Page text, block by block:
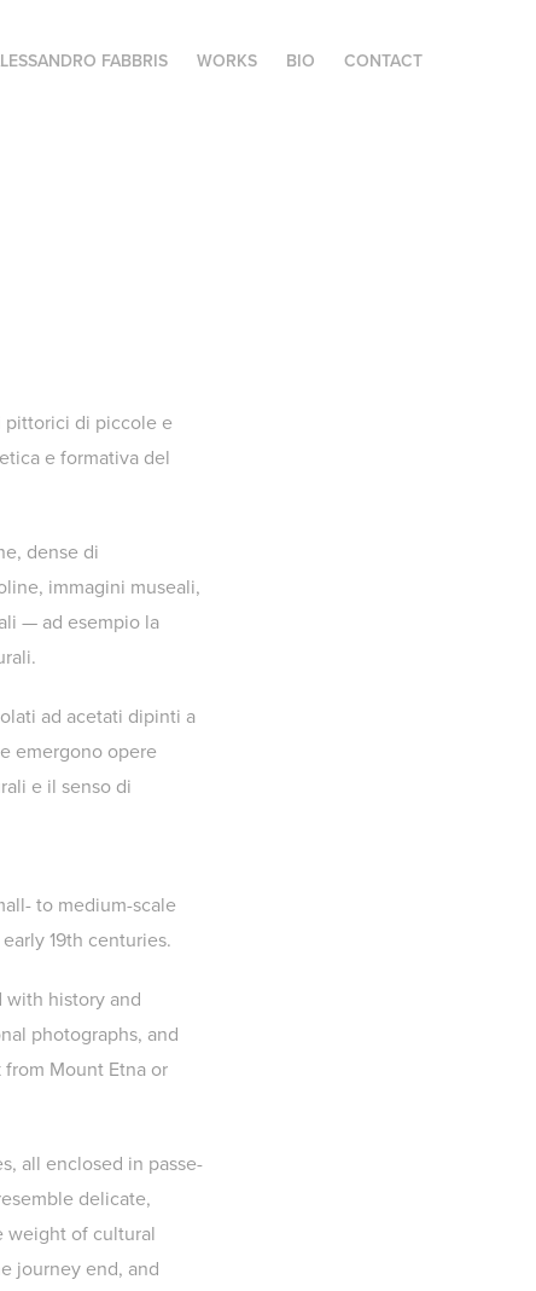
FABBRIS WORKS BIO CONTACT
pittorici di piccole e
e formativa del
dense di
immagini museali,
— ad esempio la
ad acetati dipinti a
emergono opere
e il senso di
to medium-scale
19th centuries.
with history and
photographs, and
Mount Etna or
all enclosed in passe-
delicate,
weight of cultural
journey end, and